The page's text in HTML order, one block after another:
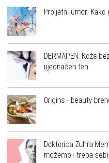
Proljetni umor: Kako
DERMAPEN: Koža
ujednačen ten
Origins - beauty
Doktorica Zuhra
možemo i treba